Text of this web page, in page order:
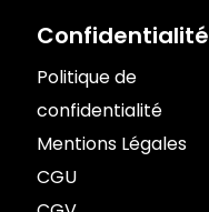
Confidentialité
Politique de
confidentialité
Mentions Légales
CGU